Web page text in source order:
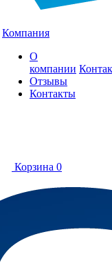
Компания
О
компании
Отзывы
Контакты
Корзина 0